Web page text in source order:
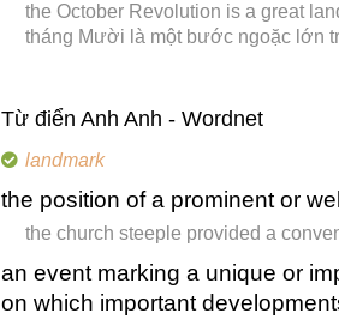
the October Revolution is a great
tháng Mười là một bước ngoặc lớn
Từ điển Anh Anh - Wordnet
landmark
the position of a prominent or
the church steeple provided a
an event marking a unique or
on which important